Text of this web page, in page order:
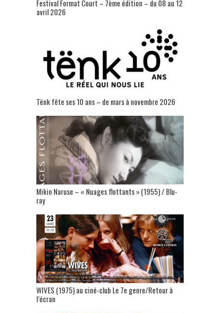
Festival Format Court – 7ème édition – du 08 au 12
avril 2026
Tënk fête ses 10 ans – de mars à novembre 2026
Mikio Naruse – « Nuages flottants » (1955) / Blu-
ray
WIVES (1975) au ciné-club Le 7e genre/Retour à
l’écran